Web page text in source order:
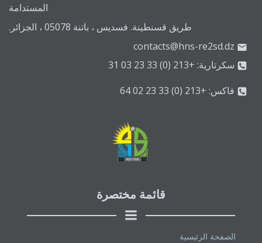
المستدامة
طريق قسنطينة. فسديس ، باتنة 05078 ، الجزائر.
contacts@hns-re2sd.dz
سكرتارية: +213 (0) 33 23 03 31
فاكس: +213 (0) 33 23 02 64
قائمة مختصرة
الصفحة الرئيسية